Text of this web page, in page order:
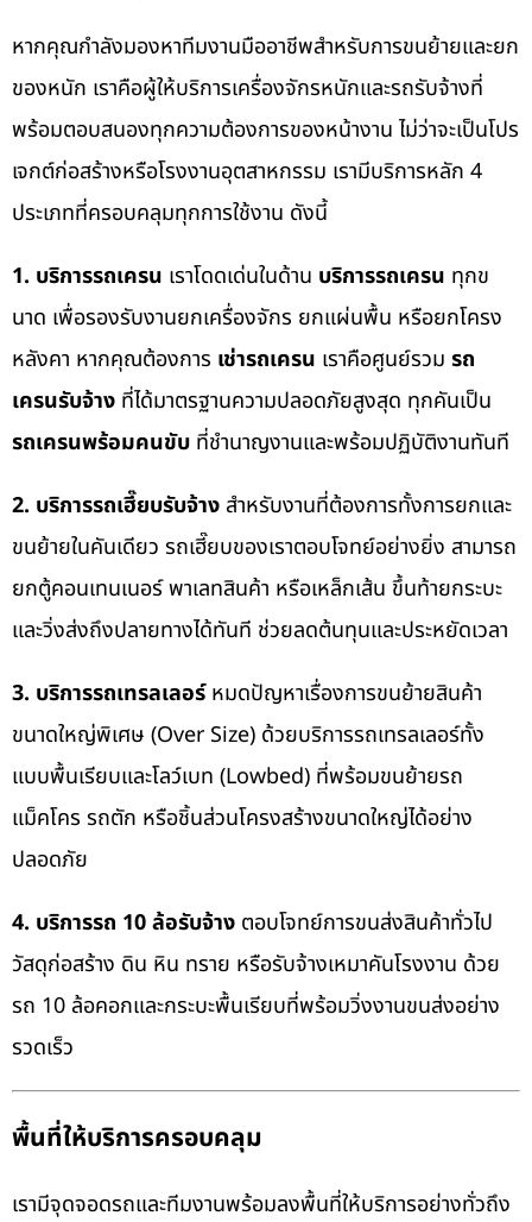
หากคุณกำลังมองหาทีมงานมืออาชีพสำหรับการขนย้ายและยก
ของหนัก เราคือผู้ให้บริการเครื่องจักรหนักและรถรับจ้างที่
พร้อมตอบสนองทุกความต้องการของหน้างาน ไม่ว่าจะเป็นโปร
เจกต์ก่อสร้างหรือโรงงานอุตสาหกรรม เรามีบริการหลัก 4
ประเภทที่ครอบคลุมทุกการใช้งาน ดังนี้
1. บริการรถเครน เราโดดเด่นในด้าน บริการรถเครน ทุกข
นาด เพื่อรองรับงานยกเครื่องจักร ยกแผ่นพื้น หรือยกโครง
หลังคา หากคุณต้องการ เช่ารถเครน เราคือศูนย์รวม รถ
เครนรับจ้าง ที่ได้มาตรฐานความปลอดภัยสูงสุด ทุกคันเป็น
รถเครนพร้อมคนขับ ที่ชำนาญงานและพร้อมปฏิบัติงานทันที
2. บริการรถเฮี๊ยบรับจ้าง สำหรับงานที่ต้องการทั้งการยกและ
ขนย้ายในคันเดียว รถเฮี๊ยบของเราตอบโจทย์อย่างยิ่ง สามารถ
ยกตู้คอนเทนเนอร์ พาเลทสินค้า หรือเหล็กเส้น ขึ้นท้ายกระบะ
และวิ่งส่งถึงปลายทางได้ทันที ช่วยลดต้นทุนและประหยัดเวลา
3. บริการรถเทรลเลอร์หมดปัญหาเรื่องการขนย้ายสินค้า
ขนาดใหญ่พิเศษ (Over Size) ด้วยบริการรถเทรลเลอร์ทั้ง
แบบพื้นเรียบและโลว์เบท (Lowbed) ที่พร้อมขนย้ายรถ
แม็คโคร รถตัก หรือชิ้นส่วนโครงสร้างขนาดใหญ่ได้อย่าง
ปลอดภัย
4. บริการรถ 10 ล้อรับจ้าง ตอบโจทย์การขนส่งสินค้าทั่วไป
วัสดุก่อสร้าง ดิน หิน ทราย หรือรับจ้างเหมาคันโรงงาน ด้วย
รถ 10 ล้อคอกและกระบะพื้นเรียบที่พร้อมวิ่งงานขนส่งอย่าง
รวดเร็ว
พื้นที่ให้บริการครอบคลุม
เรามีจุดจอดรถและทีมงานพร้อมลงพื้นที่ให้บริการอย่างทั่วถึง